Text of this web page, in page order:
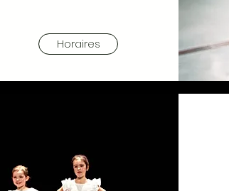
Horaires